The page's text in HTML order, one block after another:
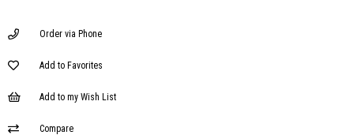
Order via Phone
Add to Favorites
Add to my Wish List
Compare